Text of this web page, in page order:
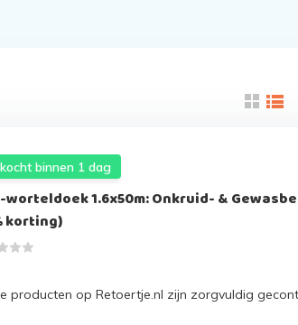
binnen 1 dag
1.6x50m: Onkruid- &
korting)
producten op Retoertje.nl zijn zorgvuldig